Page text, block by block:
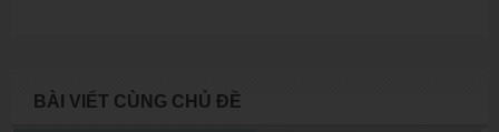
BÀI VIẾT CÙNG CHỦ ĐỀ